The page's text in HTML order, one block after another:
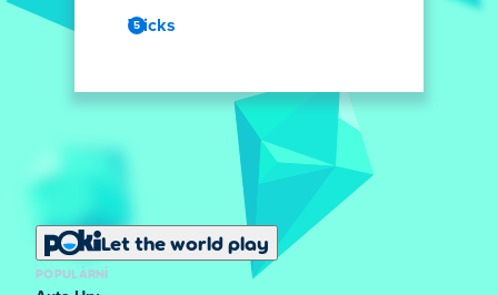
Tricks
Let the world play
POPULÁRNÍ